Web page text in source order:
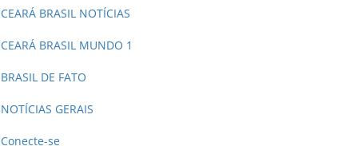
CEARÁ BRASIL NOTÍCIAS
CEARÁ BRASIL MUNDO 1
BRASIL DE FATO
NOTÍCIAS GERAIS
Conecte-se